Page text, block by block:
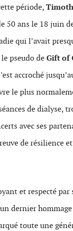
période,
50 ans le 18 juin
qui l’avait
pseudo deGift of
accroché
le plus
de dialyse,
avec ses
de résilience
et respecté par
dernier
toute une